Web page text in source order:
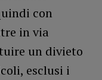
con
in via
un divieto
esclusi i